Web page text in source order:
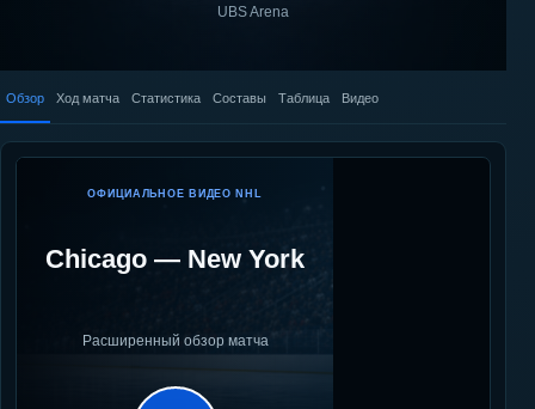
UBS Arena
Обзор Ход матча Статистика Составы Таблица Видео
ОФИЦИАЛЬНОЕ ВИДЕО NHL
Chicago — New York
Расширенный обзор матча